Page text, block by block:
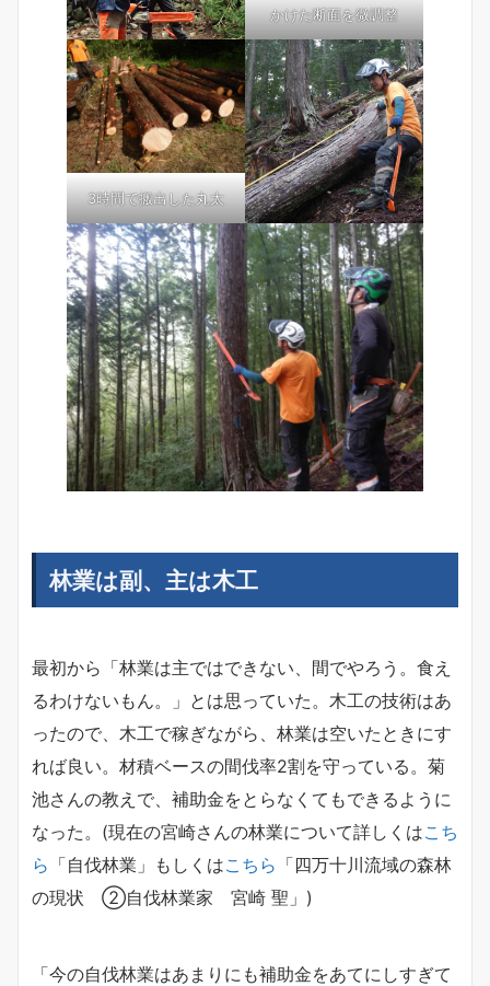
かけた断面を微調整
3時間で搬出した丸太
林業は副、主は木工
最初から「林業は主ではできない、間でやろう。食え
るわけないもん。」とは思っていた。木工の技術はあ
ったので、木工で稼ぎながら、林業は空いたときにす
れば良い。材積ベースの間伐率2割を守っている。菊
池さんの教えで、補助金をとらなくてもできるように
なった。(現在の宮崎さんの林業について詳しくはこち
ら 「自伐林業」もしくはこちら 「四万十川流域の森林
の現状 ②自伐林業家 宮崎 聖」)
「今の自伐林業はあまりにも補助金をあてにしすぎて